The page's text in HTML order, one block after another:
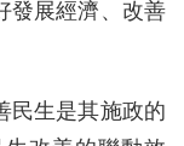
發展經濟、改善
民生是其施政的